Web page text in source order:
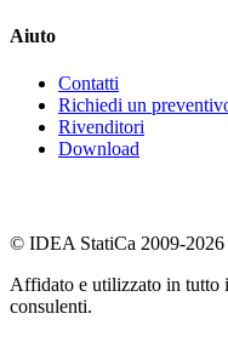
Aiuto
Contatti
Richiedi un
Rivenditori
Download
© IDEA StatiCa 2009-2026
Affidato e utilizzato in tutto
consulenti.